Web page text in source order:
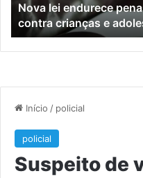
contra
crianças
e
adolescentes
Nova lei endurece
contra crianças e